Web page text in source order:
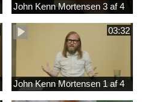
John Kenn Mortensen 3 af 4
03:32
John Kenn Mortensen 1 af 4